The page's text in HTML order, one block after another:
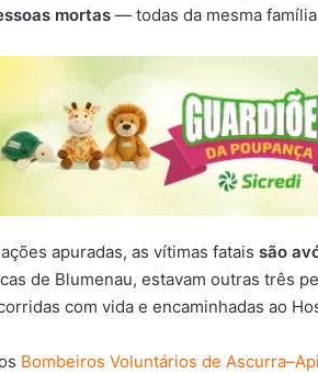
mortas — todas da mesma
apuradas, as vítimas fatais são
de Blumenau, estavam outras três
com vida e encaminhadas ao
Bombeiros Voluntários de